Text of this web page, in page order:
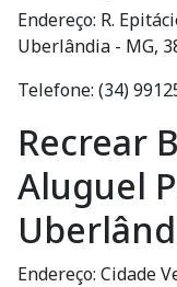
Endereço: R.
Uberlândia - MG,
Telefone: (34)
Recrear
Aluguel
Endereço: Cidade